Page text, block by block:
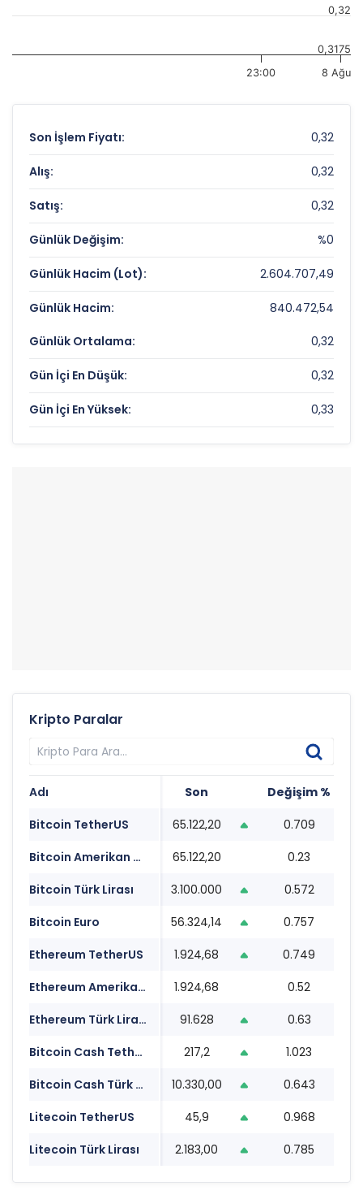
23:00 8 Ağu
0,3175
0,32
Son İşlem Fiyatı: 0,32
Alış: 0,32
Satış: 0,32
Günlük Değişim: %0
Günlük Hacim (Lot): 2.604.707,49
Günlük Hacim: 840.472,54
Günlük Ortalama: 0,32
Gün İçi En Düşük: 0,32
Gün İçi En Yüksek: 0,33
Kripto Paralar
Adı Son Değişim %
Bitcoin TetherUS
65.122,20 0.709
Bitcoin Amerikan Doları
65.122,20 0.23
Bitcoin Türk Lirası
3.100.000 0.572
Bitcoin Euro
56.324,14 0.757
Ethereum TetherUS
1.924,68 0.749
Ethereum Amerikan Doları
1.924,68 0.52
Ethereum Türk Lirası
91.628 0.63
Bitcoin Cash TetherUS
217,2 1.023
Bitcoin Cash Türk Lirası
10.330,00 0.643
Litecoin TetherUS
45,9 0.968
Litecoin Türk Lirası
2.183,00 0.785